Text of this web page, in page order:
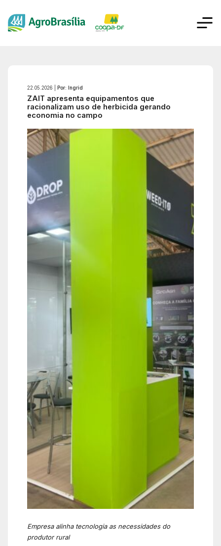
22.05.2026 | Por: Ingrid
ZAIT apresenta equipamentos que
racionalizam uso de herbicida gerando
economia no campo
Empresa alinha tecnologia as necessidades do
produtor rural